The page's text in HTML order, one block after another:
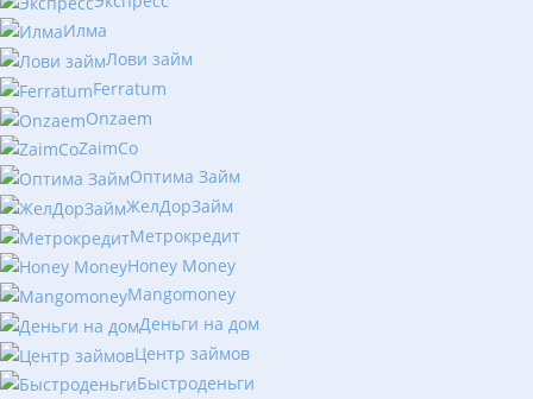
Илма
Лови займ
Ferratum
Onzaem
ZaimCo
Оптима Займ
ЖелДорЗайм
Метрокредит
Honey Money
Mangomoney
Деньги на дом
Центр займов
Быстроденьги